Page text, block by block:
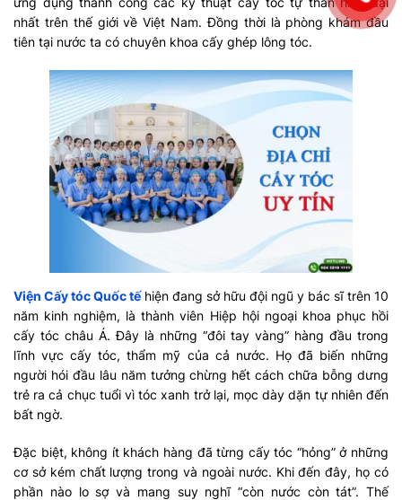
nhất trên thế giới về Việt Nam. Đồng thời là phòng khám đầu
tiên tại nước ta có chuyên khoa cấy ghép lông tóc.
Viện Cấy tóc Quốc tếhiện đang sở hữu đội ngũ y bác sĩ trên 10
năm kinh nghiệm, là thành viên Hiệp hội ngoại khoa phục hồi
cấy tóc châu Á. Đây là những “đôi tay vàng” hàng đầu trong
lĩnh vực cấy tóc, thẩm mỹ của cả nước. Họ đã biến những
người hói đầu lâu năm tưởng chừng hết cách chữa bỗng dưng
trẻ ra cả chục tuổi vì tóc xanh trở lại, mọc dày dặn tự nhiên đến
bất ngờ.
Đặc biệt, không ít khách hàng đã từng cấy tóc “hỏng” ở những
cơ sở kém chất lượng trong và ngoài nước. Khi đến đây, họ có
phần nào lo sợ và mang suy nghĩ “còn nước còn tát”. Thế